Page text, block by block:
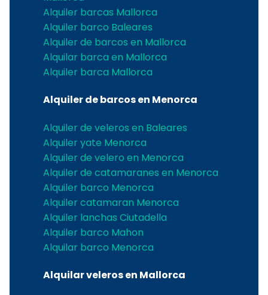
Alquiler barcas Mallorca
Alquiler barco Baleares
Alquiler de barcos en Mallorca
Alquilar barca en Mallorca
Alquiler barca Mallorca
Alquiler de barcos en Menorca
Alquiler de veleros en Baleares
Alquiler yate Menorca
Alquiler de velero en Menorca
Alquiler de catamaranes en Menorca
Alquiler barco Menorca
Alquiler catamaran Menorca
Alquiler lanchas Ciutadella
Alquiler barco Mahon
Alquilar barco Menorca
Alquilar veleros en Mallorca